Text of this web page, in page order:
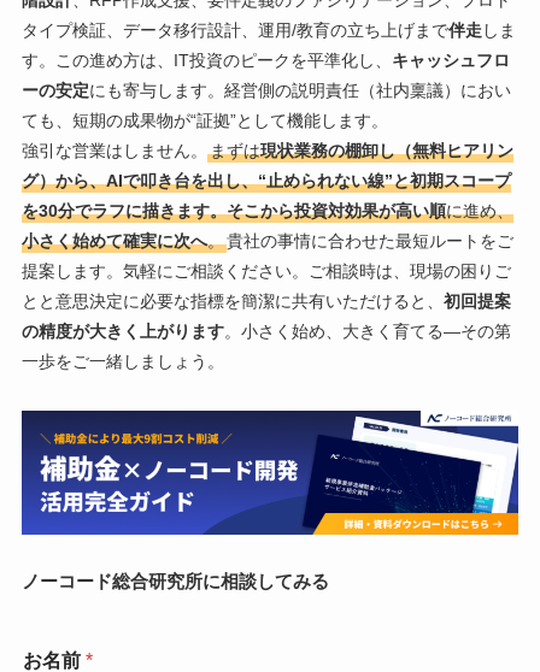
タイプ検証、データ移行設計、運用/教育の立ち上げまで伴走しま
す。この進め方は、IT投資のピークを平準化し、 キャッシュフロ
ーの安定にも寄与します。経営側の説明責任（社内稟議）におい
ても、短期の成果物が“証拠”として機能します。
強引な営業はしません。
まずは現状業務の棚卸し（無料ヒアリン
グ）から、AIで叩き台を出し、“止められない線”と初期スコープ
を30分でラフに描きます。そこから投資対効果が高い順に進め、
小さく始めて確実に次へ。貴社の事情に合わせた最短ルートをご
提案します。気軽にご相談ください。ご相談時は、現場の困りご
とと意思決定に必要な指標を簡潔に共有いただけると、 初回提案
の精度が大きく上がります。小さく始め、大きく育てる—その第
一歩をご一緒しましょう。
ノーコード総合研究所に相談してみる
お名前 *